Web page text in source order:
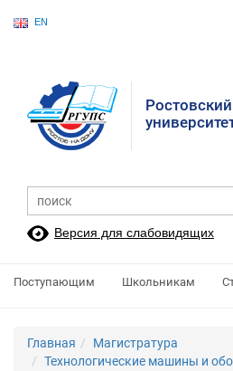
EN
Версия для слабовидящих
Поступающим Школьникам
Главная
Магистратура
Технологические машины и